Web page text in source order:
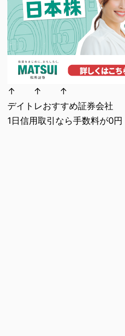
↑ ↑ ↑
デイトレおすすめ証券会社
1日信用取引なら手数料が0円